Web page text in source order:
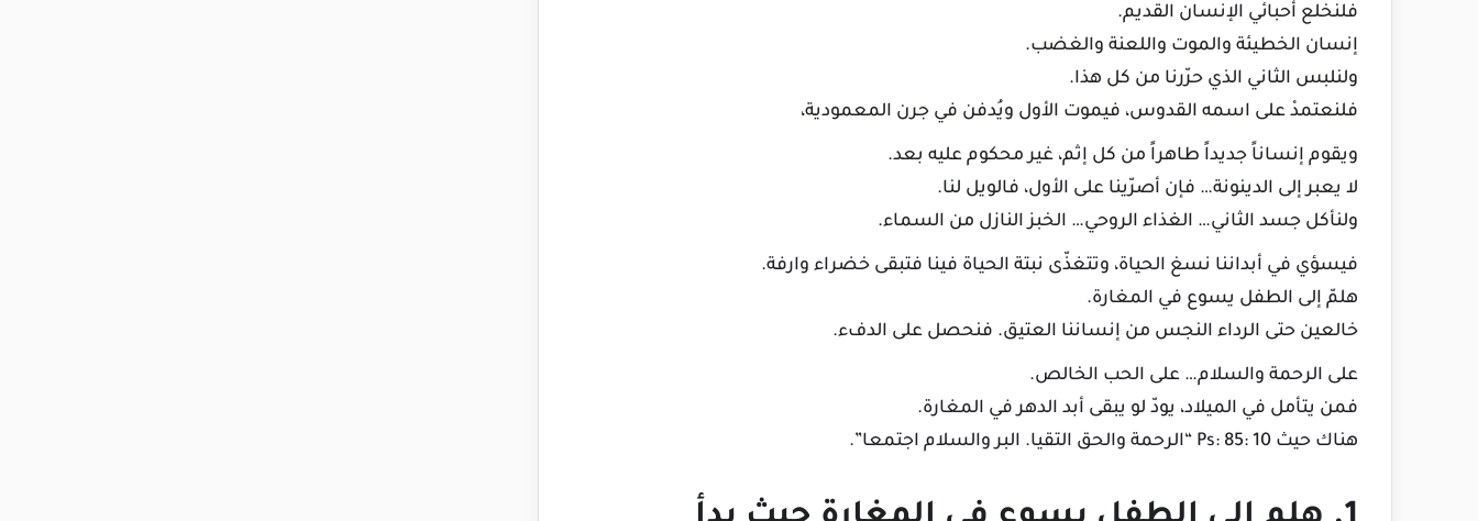
فلنخلع أحبائي الإنسان القديم.
إنسان الخطيئة والموت واللعنة والغضب.
ولنلبس الثاني الذي حرّرنا من كل هذا.
فلنعتمدْ على اسمه القدوس، فيموت الأول ويُدفن في جرن المعمودية،
ويقوم إنساناً جديداً طاهراً من كل إثم، غير محكوم عليه بعد.
لا يعبر إلى الدينونة… فإن أصرّينا على الأول، فالويل لنا.
ولنأكل جسد الثاني… الغذاء الروحي… الخبز النازل من السماء.
فيسؤي في أبداننا نسغ الحياة، وتتغذّى نبتة الحياة فينا فتبقى خضراء وارفة.
هلمّ إلى الطفل يسوع في المغارة.
خالعين حتى الرداء النجس من إنساننا العتيق. فنحصل على الدفء.
على الرحمة والسلام… على الحب الخالص.
فمن يتأمل في الميلاد، يودّ لو يبقى أبد الدهر في المغارة.
هناك حيث Ps: 85: 10 “الرحمة والحق التقيا. البر والسلام اجتمعا”.